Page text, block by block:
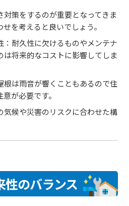
対策をするのが重要となってきま
を考えると良いでしょう。
：耐久性に欠けるものやメンテナ
は将来的なコストに影響してしま
根は雨音が響くこともあるので住
が必要です。
気候や災害のリスクに合わせた構
のバランス